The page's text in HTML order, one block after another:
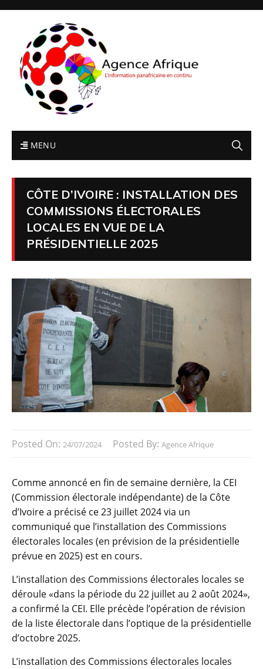
MENU
CÔTE D’IVOIRE : INSTALLATION DES
COMMISSIONS ÉLECTORALES
LOCALES EN VUE DE LA
PRÉSIDENTIELLE 2025
Posted On: 24/07/2024 Posted By: Agence Afrique
Comme annoncé en fin de semaine dernière, la CEI
(Commission électorale indépendante) de la Côte
d’Ivoire a précisé ce 23 juillet 2024 via un
communiqué que l’installation des Commissions
électorales locales (en prévision de la présidentielle
prévue en 2025) est en cours.
L’installation des Commissions électorales locales se
déroule «dans la période du 22 juillet au 2 août 2024»,
a confirmé la CEI. Elle précède l’opération de révision
de la liste électorale dans l’optique de la présidentielle
d’octobre 2025.
L’installation des Commissions électorales locales